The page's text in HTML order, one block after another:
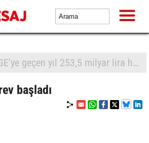
AR-GE'ye geçen yıl 253,5 milyar lira harcandı
başladı